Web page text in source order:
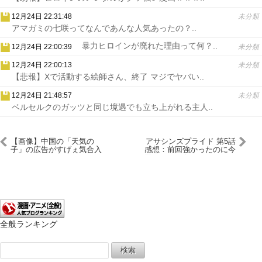
12月24日 22:31:48 未分類
アマガミの七咲ってなんであんな人気あったの？..
12月24日 22:00:39 未分類
暴力ヒロインが廃れた理由って何？..
12月24日 22:00:13 未分類
【悲報】Xで活動する絵師さん、終了 マジでヤバい..
12月24日 21:48:57 未分類
ベルセルクのガッツと同じ境遇でも立ち上がれる主人..
【画像】中国の「天気の
子」の広告がすげぇ気合入
アサシンズプライド 第5話
感想：前回強かったのに今
全般ランキング